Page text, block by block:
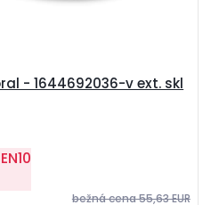
- 1644692036-v ext. skl
bežná cena55,63 EUR